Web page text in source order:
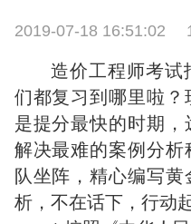
2019-07-18 16:51:02
造价工程师考试
们都复习到哪里啦
是提分最快的时期
解决最难的案例分析
队坐阵，精心编写
析，不在话下，行动